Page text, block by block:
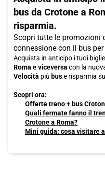
bus da Crotone a
risparmia.
Scopri tutte le promozioni
connessione con il bus
Acquista in anticipo i tuoi
Roma e viceversa con la
Velocità più buse risparmia
Scopri ora:
Offerte treno + bus
Quali fermate fanno il
Crotone a Roma?
Mini guida: cosa visitare